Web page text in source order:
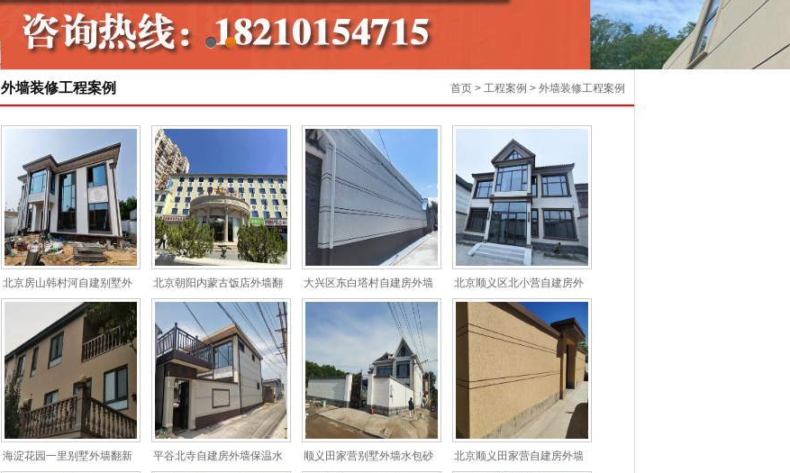
外墙装修工程案例 首页 > 工程案例 > 外墙装修工程案例
北京房山韩村河自建别墅外
墙水包砂装饰
北京朝阳内蒙古饭店外墙翻
新改造案例
大兴区东白塔村自建房外墙
翻新水包砂仿石漆
北京顺义区北小营自建房外
墙水包砂装饰案例
海淀花园一里别墅外墙翻新 平谷北寺自建房外墙保温水 顺义田家营别墅外墙水包砂 北京顺义田家营自建房外墙